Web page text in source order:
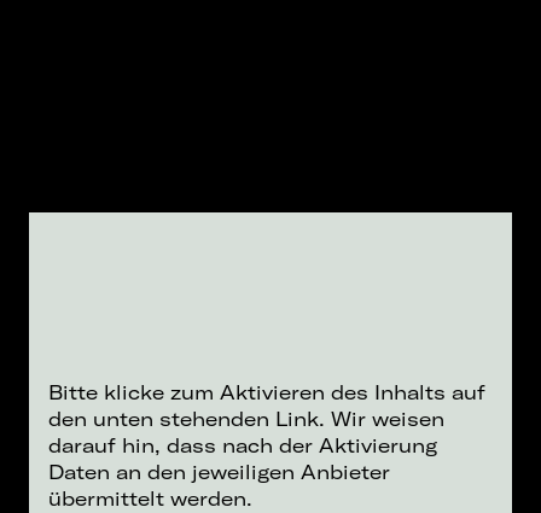
Bitte klicke zum Aktivieren des Inhalts auf
den unten stehenden Link. Wir weisen
darauf hin, dass nach der Aktivierung
Daten an den jeweiligen Anbieter
übermittelt werden.